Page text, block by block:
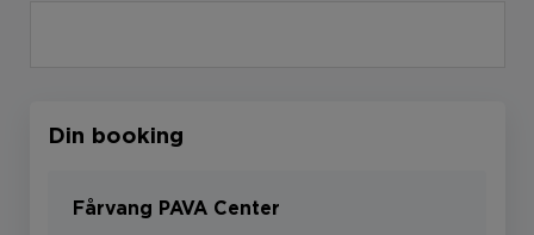
Din booking
Fårvang PAVA Center